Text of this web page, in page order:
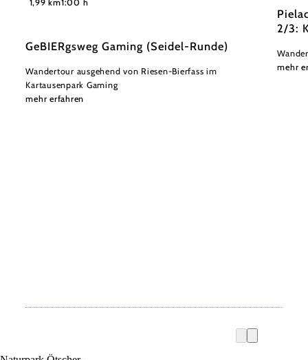
1,99 km1:00 h
GeBIERgsweg Gaming (Seidel-Runde)
Wandertour ausgehend von Riesen-Bierfass im
Kartausenpark Gaming
mehr erfahren
2/3:
mehr